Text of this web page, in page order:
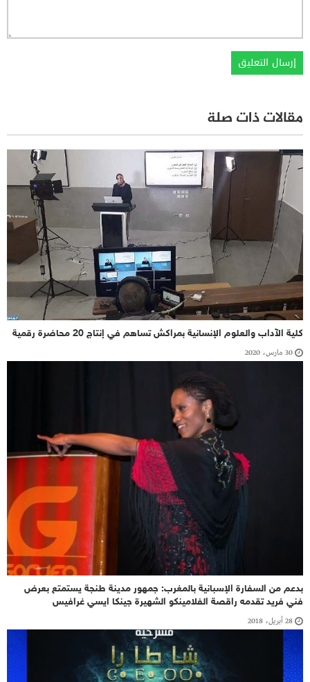
مقالات ذات صلة
كلية الآداب والعلوم الإنسانية بمراكش تساهم في إنتاج 20 محاضرة رقمية
30 مارس، 2020
بدعم من السفارة الإسبانية بالمغرب: جمهور مدينة طنجة يستمتع بعرض
فني فريد تقدمه راقصة الفلامينكو الشهيرة جينكا ايسي غرافيس
28 أبريل، 2018